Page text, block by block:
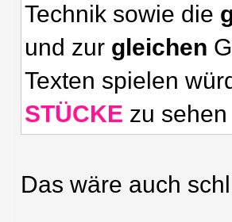
Technik sowie die
und zur gleichen
Texten spielen
STÜCKE zu
Das wäre auch